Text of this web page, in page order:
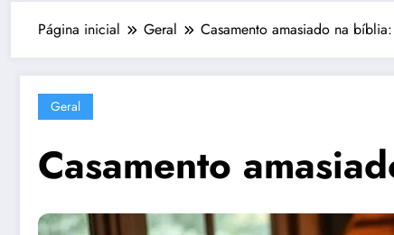
Página inicial Geral Casamento amasiado na
Geral
Casamento